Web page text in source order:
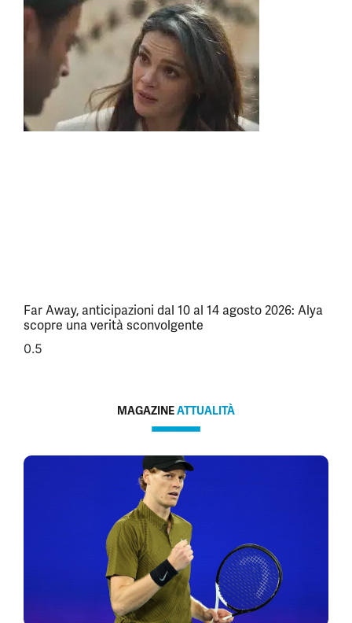
Far Away, anticipazioni dal 10 al 14 agosto 2026: Alya
scopre una verità sconvolgente
MAGAZINEATTUALITÀ